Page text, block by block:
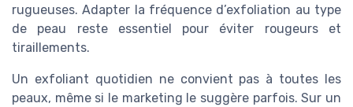
rugueuses. Adapter la fréquence d’exfoliation au type
de peau reste essentiel pour éviter rougeurs et
tiraillements.
Un exfoliant quotidien ne convient pas à toutes les
peaux, même si le marketing le suggère parfois. Sur un